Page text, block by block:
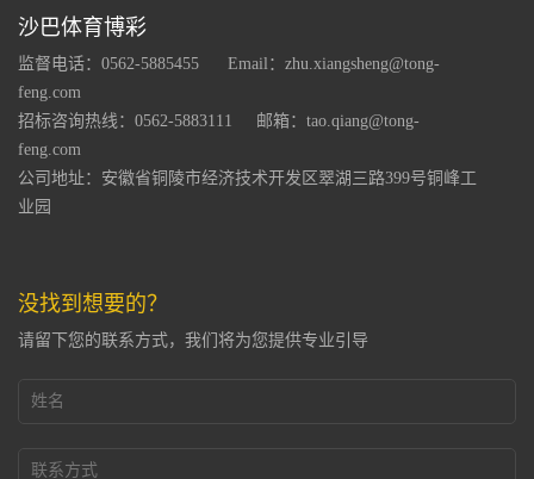
沙巴体育博彩
监督电话：0562-5885455
Email：zhu.xiangsheng@tong-
feng.com
招标咨询热线：0562-5883111
邮箱：tao.qiang@tong-
feng.com
公司地址：安徽省铜陵市经济技术开发区翠湖三路399号铜峰工
业园
没找到想要的？
请留下您的联系方式，我们将为您提供专业引导